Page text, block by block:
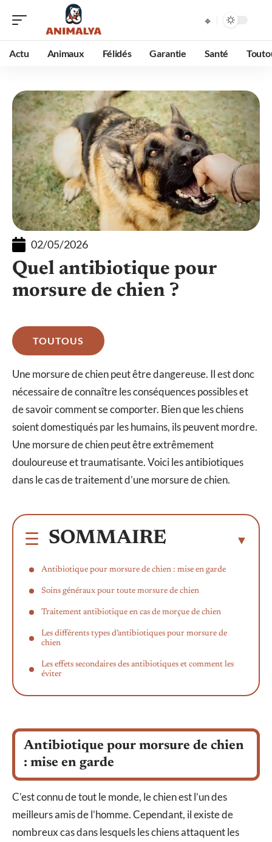
Actu Animaux Félidés Garantie Santé
02/05/2026
Quel antibiotique pour
morsure de chien ?
TOUTOUS
Une morsure de chien peut être dangereuse. Il est donc
nécessaire de connaître les conséquences possibles et
de savoir comment se comporter. Bien que les chiens
soient domestiqués par les humains, ils peuvent mordre.
Une morsure de chien peut être extrêmement
douloureuse et traumatisante. Voici les antibiotiques
dans le cas de traitement d’une morsure de chien.
SOMMAIRE
Antibiotique pour morsure de chien : mise en garde
Soins généraux pour toute morsure de chien
Traitement antibiotique en cas de morçue de chien
Les différents types d’antibiotiques pour morsure de
chien
Les effets secondaires des antibiotiques et comment les
éviter
Antibiotique pour morsure de chien
: mise en garde
C’est connu de tout le monde, le chien est l’un des
meilleurs amis de l’homme. Cependant, il existe de
nombreux cas dans lesquels les chiens attaquent les